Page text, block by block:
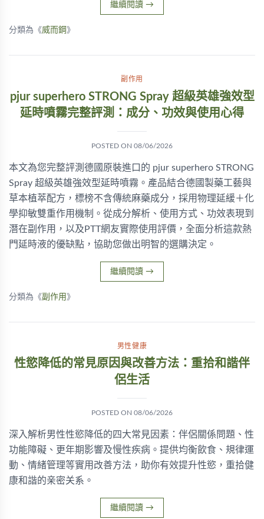
繼續閱讀 →
分類為《威而鋼 》
副作用
pjur superhero STRONG Spray 超級英雄強效型
延時噴霧完整評測：成分、功效與使用心得
POSTED ON 08/06/2026
本文為您完整評測德國原裝進口的 pjur superhero STRONG
Spray 超級英雄強效型延時噴霧。產品結合德國製藥工藝與
草本植萃配方，標榜不含傳統麻藥成分，採用物理延緩＋化
學抑敏雙重作用機制。從成分解析、使用方式、功效表現到
潛在副作用，以及PTT網友實際使用評價，全面分析這款熱
門延時液的優缺點，協助您做出明智的選購決定。
繼續閱讀 →
分類為《副作用 》
男性健康
性慾降低的常見原因與改善方法：重拾和諧伴
侶生活
POSTED ON 08/06/2026
深入解析男性性慾降低的四大常見因素：伴侶關係問題、性
功能障礙、更年期影響及慢性疾病。提供均衡飲食、規律運
動、情緒管理等實用改善方法，助你有效提升性慾，重拾健
康和諧的亲密关系。
繼續閱讀 →